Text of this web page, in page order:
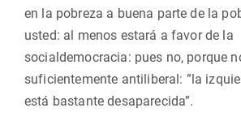
en la pobreza a buena parte de la
usted: al menos estará a favor de la
socialdemocracia: pues no, porque
suficientemente antiliberal: ”la
está bastante desaparecida”.